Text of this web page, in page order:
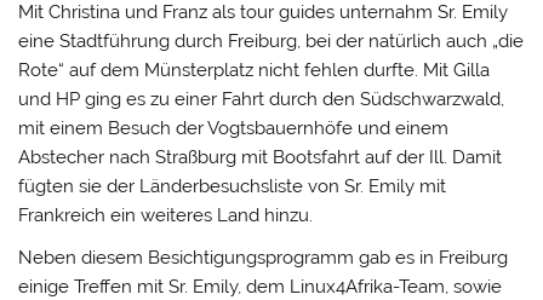
Mit Christina und Franz als tour guides unternahm Sr. Emily
eine Stadtführung durch Freiburg, bei der natürlich auch „die
Rote“ auf dem Münsterplatz nicht fehlen durfte. Mit Gilla
und HP ging es zu einer Fahrt durch den Südschwarzwald,
mit einem Besuch der Vogtsbauernhöfe und einem
Abstecher nach Straßburg mit Bootsfahrt auf der Ill. Damit
fügten sie der Länderbesuchsliste von Sr. Emily mit
Frankreich ein weiteres Land hinzu.
Neben diesem Besichtigungsprogramm gab es in Freiburg
einige Treffen mit Sr. Emily, dem Linux4Afrika-Team, sowie